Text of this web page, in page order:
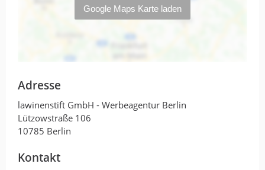
von Frank Zahn · 25. März 2022
100% Einsatz. 100% Ergebnis
Antwort von lawinenstift GmbH
28. März 2022
100% Dankeschön!
Adresse
lawinenstift GmbH - Werbeagentur Berlin
Lützowstraße 106
10785 Berlin
Kontakt